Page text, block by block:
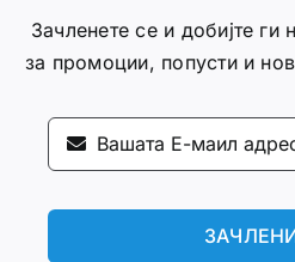
Зачленете се и добијте ги
за промоции, попусти и